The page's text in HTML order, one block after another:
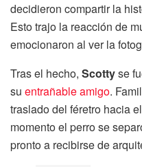
decidieron compartir la
Esto trajo la reacción de
emocionaron al ver la
Tras el hecho, Scottyse
su entrañable amigo.
traslado del féretro hacia
momento el perro se
pronto a recibirse de